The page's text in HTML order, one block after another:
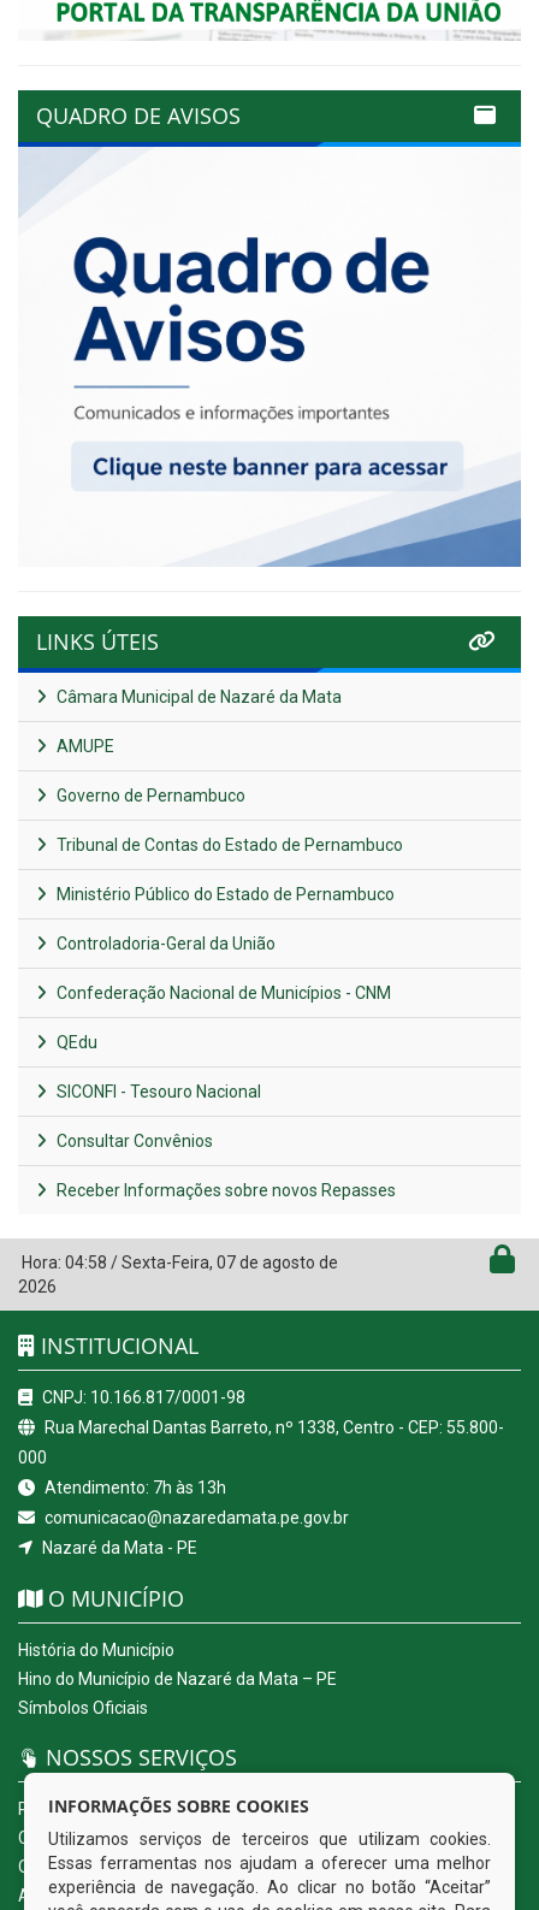
QUADRO DE AVISOS
LINKS ÚTEIS
Câmara Municipal de Nazaré da Mata
AMUPE
Governo de Pernambuco
Tribunal de Contas do Estado de Pernambuco
Ministério Público do Estado de Pernambuco
Controladoria-Geral da União
Confederação Nacional de Municípios - CNM
QEdu
SICONFI - Tesouro Nacional
Consultar Convênios
Receber Informações sobre novos Repasses
Hora: 04:58 /Sexta-Feira, 07 de agosto de
2026
INSTITUCIONAL
CNPJ: 10.166.817/0001-98
Rua Marechal Dantas Barreto, nº 1338, Centro - CEP: 55.800-
000
Atendimento: 7h às 13h
comunicacao@nazaredamata.pe.gov.br
Nazaré da Mata - PE
O MUNICÍPIO
História do Município
Hino do Município de Nazaré da Mata – PE
Símbolos Oficiais
NOSSOS SERVIÇOS
Portal da Transparência
Carta de Serviços ao Usuário
Ouvidoria Eletrônica
Acesso a Informação (eSIC)
INFORMAÇÕES SOBRE COOKIES
Utilizamos serviços de terceiros que utilizam cookies.
Essas ferramentas nos ajudam a oferecer uma melhor
experiência de navegação. Ao clicar no botão “Aceitar”